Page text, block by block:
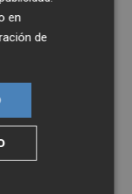
en
de